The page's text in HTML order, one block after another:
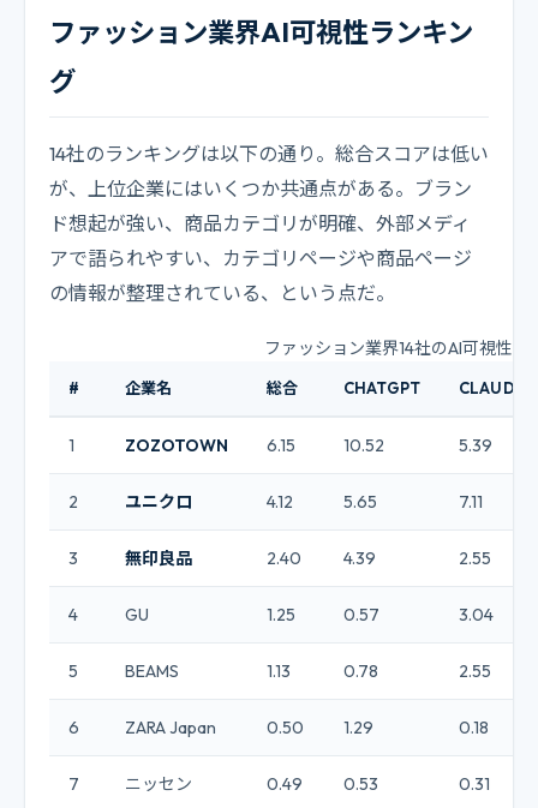
ファッション業界AI可視性ランキン
グ
14社のランキングは以下の通り。総合スコアは低い
が、上位企業にはいくつか共通点がある。ブラン
ド想起が強い、商品カテゴリが明確、外部メディ
アで語られやすい、カテゴリページや商品ページ
の情報が整理されている、という点だ。
ファッション業界14社のAI可視性ス
# 企業名 総合 CHATGPT CLAUDE
1 ZOZOTOWN 6.15 10.52 5.39
2 ユニクロ 4.12 5.65 7.11
3 無印良品 2.40 4.39 2.55
4 GU 1.25 0.57 3.04
5 BEAMS 1.13 0.78 2.55
6 ZARA Japan 0.50 1.29 0.18
7 ニッセン 0.49 0.53 0.31